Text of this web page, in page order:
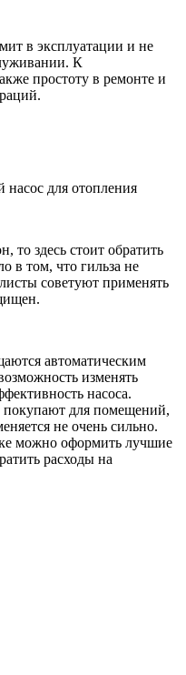
в эксплуатации и не
К
простоту в ремонте и
то здесь стоит обратить
в том, что гильза не
советуют применять
автоматическим
изменять
насоса.
покупают для помещений,
не очень сильно.
можно оформить лучшие
расходы на